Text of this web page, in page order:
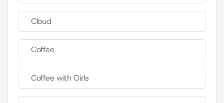
Cloud
Coffee
Coffee with Girls